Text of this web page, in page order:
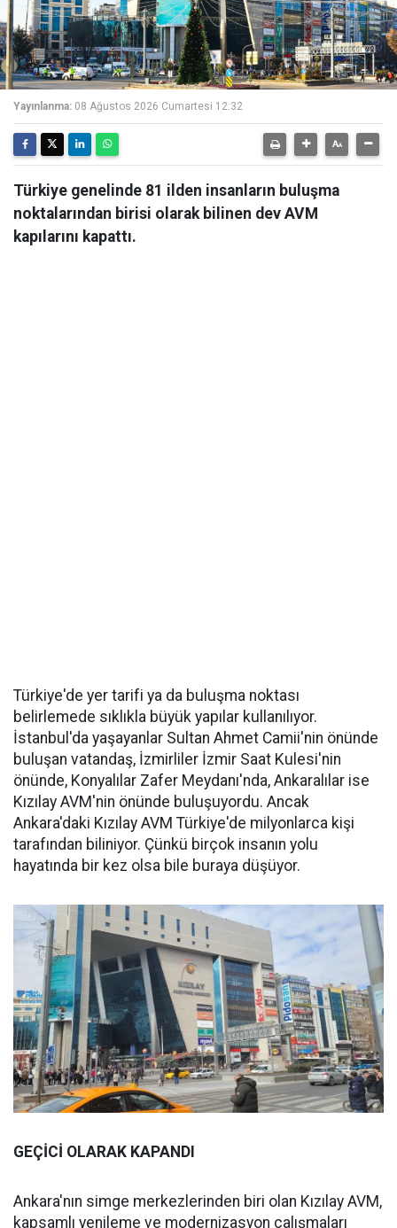
Yayınlanma: 08 Ağustos 2026 Cumartesi 12:32
Türkiye genelinde 81 ilden insanların buluşma
noktalarından birisi olarak bilinen dev AVM
kapılarını kapattı.
Türkiye'de yer tarifi ya da buluşma noktası
belirlemede sıklıkla büyük yapılar kullanılıyor.
İstanbul'da yaşayanlar Sultan Ahmet Camii'nin önünde
buluşan vatandaş, İzmirliler İzmir Saat Kulesi'nin
önünde, Konyalılar Zafer Meydanı'nda, Ankaralılar ise
Kızılay AVM'nin önünde buluşuyordu. Ancak
Ankara'daki Kızılay AVM Türkiye'de milyonlarca kişi
tarafından biliniyor. Çünkü birçok insanın yolu
hayatında bir kez olsa bile buraya düşüyor.
GEÇİCİ OLARAK KAPANDI
Ankara'nın simge merkezlerinden biri olan Kızılay AVM,
kapsamlı yenileme ve modernizasyon çalışmaları